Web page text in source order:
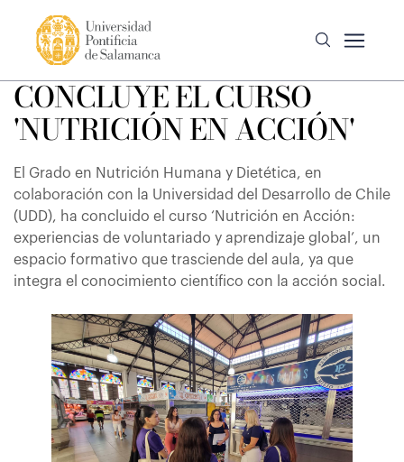
CONCLUYE EL CURSO
'NUTRICIÓN EN ACCIÓN'
El Grado en Nutrición Humana y Dietética, en
colaboración con la Universidad del Desarrollo de Chile
(UDD), ha concluido el curso ‘Nutrición en Acción:
experiencias de voluntariado y aprendizaje global’, un
espacio formativo que trasciende del aula, ya que
integra el conocimiento científico con la acción social.